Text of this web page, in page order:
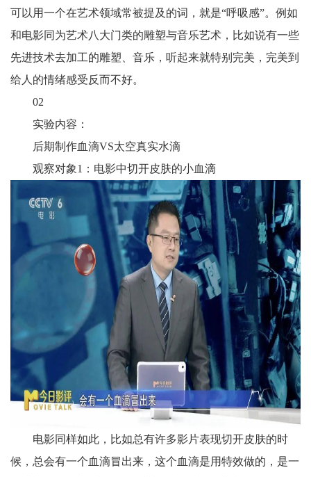
可以用一个在艺术领域常被提及的词，就是“呼吸感”。例如
和电影同为艺术八大门类的雕塑与音乐艺术，比如说有一些
先进技术去加工的雕塑、音乐，听起来就特别完美，完美到
给人的情绪感受反而不好。
02
实验内容：
后期制作血滴VS太空真实水滴
观察对象1：电影中切开皮肤的小血滴
电影同样如此，比如总有许多影片表现切开皮肤的时
候，总会有一个血滴冒出来，这个血滴是用特效做的，是一